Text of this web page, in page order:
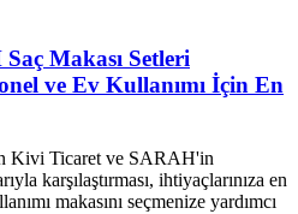
Makası Setleri
ve Ev Kullanımı İçin En
Kivi Ticaret ve SARAH'in
karşılaştırması, ihtiyaçlarınıza en
makasını seçmenize yardımcı